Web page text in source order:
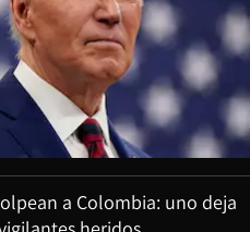
a Colombia: uno deja